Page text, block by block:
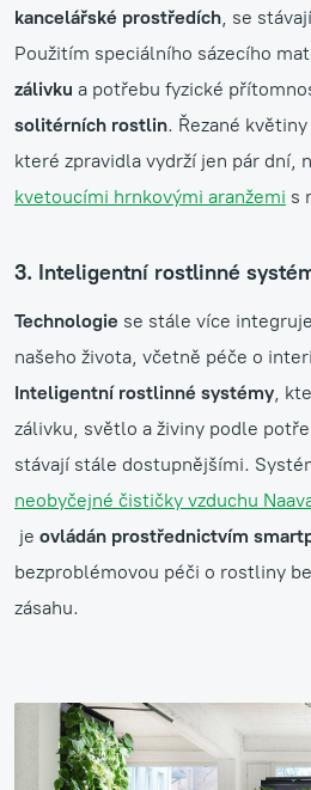
kancelářské prostředích, se
Použitím speciálního sázecího
zálivku a potřebu fyzické
solitérních rostlin. Řezané
které zpravidla vydrží jen pár dní,
kvetoucími hrnkovými aranžemi s
3. Inteligentní rostlinné
Technologie se stále více
našeho života, včetně péče o
Inteligentní rostlinné systémy,
zálivku, světlo a živiny podle
stávají stále dostupnějšími.
neobyčejné čističky vzduchu
je ovládán prostřednictvím
bezproblémovou péči o rostliny
zásahu.